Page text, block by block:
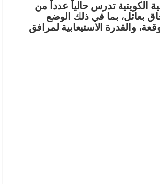
الكويتية تدرس حالياً عدداً من
بعائل، بما في ذلك الوضع
والقدرة الاستيعابية لمرافق